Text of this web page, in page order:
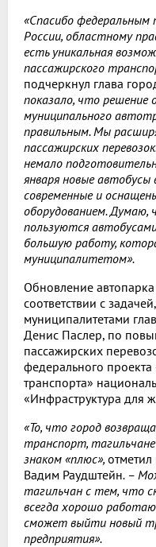
«Спасибо
России, областному
есть уникальная
пассажирского
подчеркнул глава
показало, что решение
муниципального
правильным. Мы
пассажирских
немало
января новые
современные и
оборудованием. Думаю,
пользуются
большую работу,
муниципалитетом».
Обновление
соответствии с
муниципалитетами
Денис Паслер, по
пассажирских
федерального
транспорта»
«Инфраструктура для
«То, что город
транспорт,
знаком «плюс»,
Вадим Раудштейн. –
тагильчан с тем, что
всегда хорошо
сможет выйти новый
предприятия».